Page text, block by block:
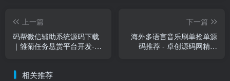
上一篇
码帮微信辅助系统源码下载
｜雏菊任务悬赏平台开发-卓
下一篇
海外多语言音乐刷单抢单源
码推荐 - 卓创源码网精品
相关推荐